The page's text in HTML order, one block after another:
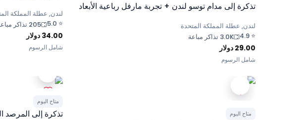
تذكرة إلى مدام توسو لندن + تجربة مارفل رباعية الأبعاد
لندن, عطلة المملكة المتحدة
⭐
4.9 3.0K تذاكر مباعة
29.00 دولار
شامل الرسوم
لندن, عطلة المملكة
⭐
5.0 205 تذاكر مباعة
34.00 دولار
شامل الرسوم
متاح اليوم
متاح اليوم
تذكرة إلى المرصد